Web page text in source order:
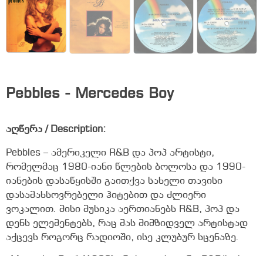
Pebbles - Mercedes Boy
აღწერა / Description:
Pebbles – ამერიკელი R&B და პოპ არტისტი,
რომელმაც 1980-იანი წლების ბოლოსა და 1990-
იანების დასაწყისში გაითქვა სახელი თავისი
დასამახსოვრებელი ჰიტებით და ძლიერი
ვოკალით. მისი მუსიკა აერთიანებს R&B, პოპ და
დენს ელემენტებს, რაც მას მიმზიდველ არტისტად
აქცევს როგორც რადიოში, ისე კლუბურ სცენაზე.